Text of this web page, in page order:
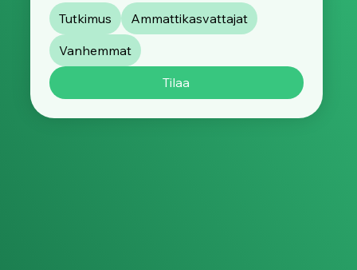
Tutkimus
Ammattikasvattajat
Vanhemmat
Tilaa